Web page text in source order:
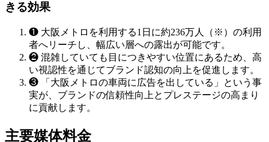
きる効果
❶ 大阪メトロを利用する1日に約236万人（※）の利用
者へリーチし、幅広い層への露出が可能です。
❷ 混雑していても目につきやすい位置にあるため、高
い視認性を通じてブランド認知の向上を促進します。
❸
「大阪メトロの車両に広告を出している」という事
実が、ブランドの信頼性向上とプレステージの高まり
に貢献します。
主要媒体料金